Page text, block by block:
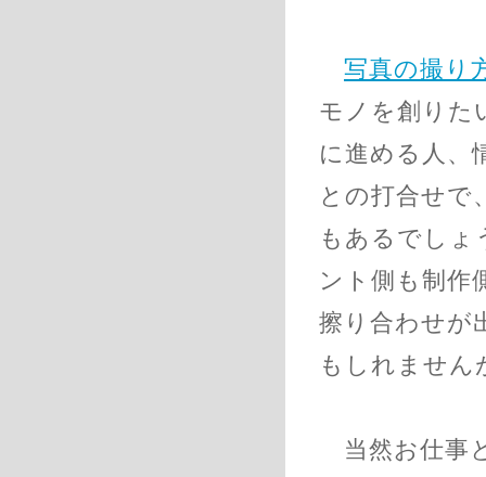
写真の撮り
モノを創りた
に進める人、
との打合せで
もあるでしょ
ント側も制作
擦り合わせが
もしれません
当然お仕事